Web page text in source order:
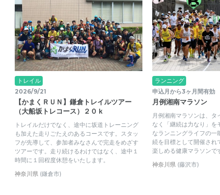
トレイル
2026/9/21
【かまくＲＵＮ】鎌倉トレイルツアー
（大船坂トレコース）２０ｋ
トレイルだけでなく、途中に坂道トレーニング
も加えた走りごたえのあるコースです。スタッ
フが先導して、参加者みなさんで完走をめざす
ツアーです。走り続けるわけではなく、途中１
時間に１回程度休憩をいたします。
神奈川県 (鎌倉市)
ランニング
申込月から3ヶ月間有効
月例湘南マラソン
月例湘南マラソンは、
なく「継続は力なり」を
なランニングライフの一
続を目標として開催され
楽しめる健康マラソンで
神奈川県 (藤沢市)